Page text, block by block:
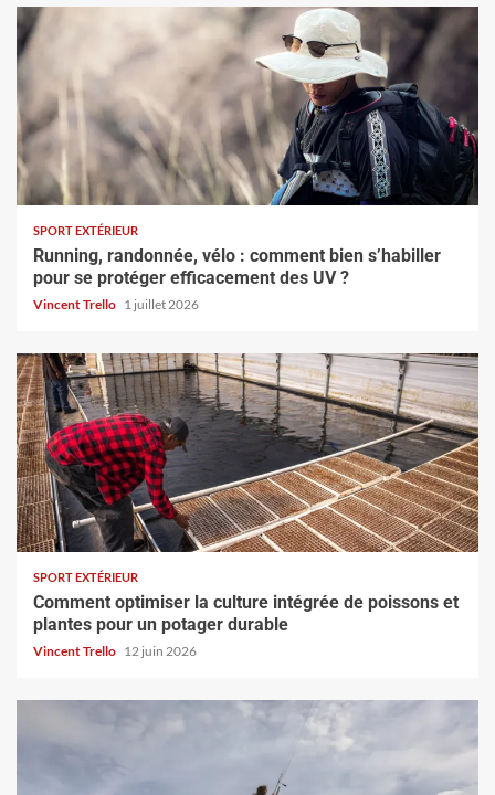
SPORT EXTÉRIEUR
Running, randonnée, vélo : comment bien s’habiller
pour se protéger efficacement des UV ?
Vincent Trello 1 juillet 2026
SPORT EXTÉRIEUR
Comment optimiser la culture intégrée de poissons et
plantes pour un potager durable
Vincent Trello 12 juin 2026